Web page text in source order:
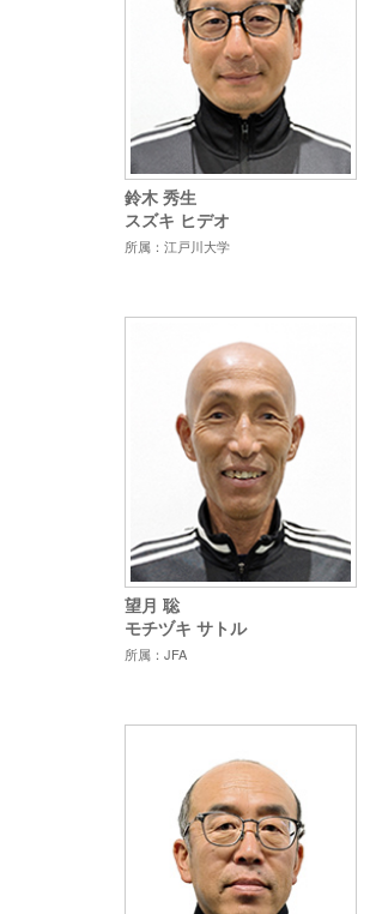
鈴木 秀生
スズキ ヒデオ
所属：江戸川大学
望月 聡
モチヅキ サトル
所属：JFA